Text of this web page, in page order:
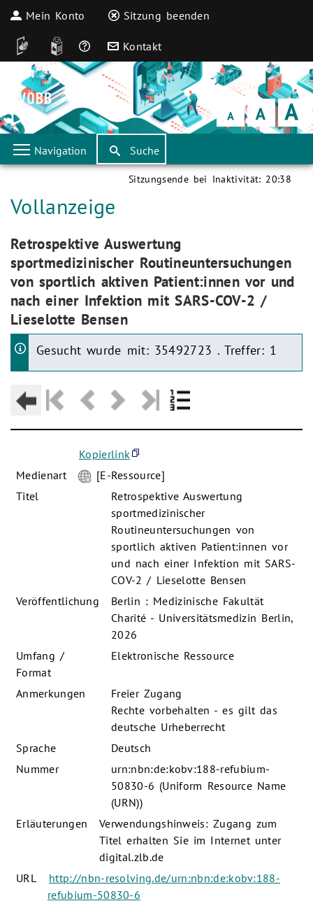
Mein Konto Sitzung beenden
DGS Leichte Sprache
Häufige Fragen
Kontakt
Schrift
klein Schrift
normal Schrift
groß
Navigation Suche
Sitzungsende bei Inaktivität: 20:38
Aktuelle Seite:
Vollanzeige
Aktuelle Seite:
Retrospektive Auswertung
sportmedizinischer Routineuntersuchungen
von sportlich aktiven Patient:innen vor und
nach einer Infektion mit SARS-COV-2 /
Lieselotte Bensen
Gesucht wurde mit: 35492723 . Treffer: 1
Kopierlink
Medienart
[E-Ressource]
Titel
Retrospektive Auswertung
sportmedizinischer
Routineuntersuchungen von
sportlich aktiven Patient:innen vor
und nach einer Infektion mit SARS-
COV-2 / Lieselotte Bensen
Veröffentlichung
Berlin : Medizinische Fakultät
Charité - Universitätsmedizin Berlin,
2026
Umfang /
Format
Elektronische Ressource
Anmerkungen
Freier Zugang
Rechte vorbehalten - es gilt das
deutsche Urheberrecht
Sprache
Deutsch
Nummer
urn:nbn:de:kobv:188-refubium-
50830-6 (Uniform Resource Name
(URN))
Erläuterungen
Verwendungshinweis: Zugang zum
Titel erhalten Sie im Internet unter
digital.zlb.de
URL
http://nbn-resolving.de/urn:nbn:de:kobv:188-
refubium-50830-6